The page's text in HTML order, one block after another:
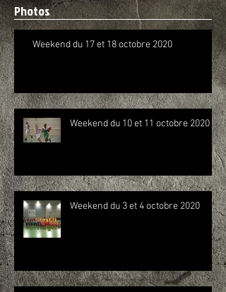
Photos
Weekend du 17 et 18 octobre 2020
Weekend du 10 et 11 octobre 2020
Weekend du 3 et 4 octobre 2020